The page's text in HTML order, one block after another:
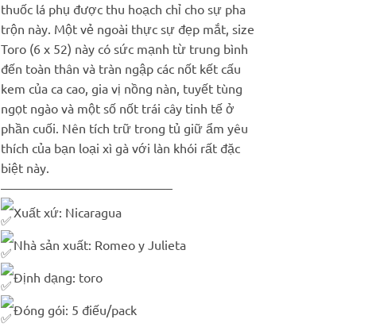
thuốc lá phụ được thu hoạch chỉ cho sự pha
trộn này. Một vẻ ngoài thực sự đẹp mắt, size
Toro (6 x 52) này có sức mạnh từ trung bình
đến toàn thân và tràn ngập các nốt kết cấu
kem của ca cao, gia vị nồng nàn, tuyết tùng
ngọt ngào và một số nốt trái cây tinh tế ở
phần cuối. Nên tích trữ trong tủ giữ ẩm yêu
thích của bạn loại xì gà với làn khói rất đặc
biệt này.
—————————————–
Xuất xứ: Nicaragua
Nhà sản xuất: Romeo y Julieta
Định dạng: toro
Đóng gói: 5 điếu/pack